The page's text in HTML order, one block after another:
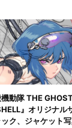
機動隊 THE
』オリジナル
ック、ジャケット